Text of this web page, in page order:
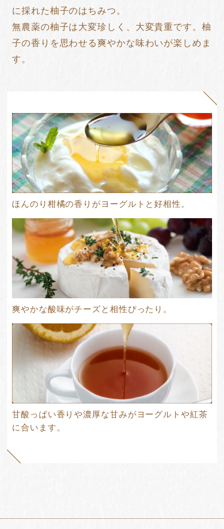
に採れた柚子のはちみつ。
無農薬の柚子は大変珍しく、大変貴重です。 柚
子の香りを思わせる爽やかな味わいが楽しめま
す。
ほんのり柑橘の香りがヨーグルトと好相性。
爽やかな酸味がチーズと相性ぴったり。
甘酸っぱい香りや濃厚な甘みがヨーグルトや紅茶
に合います。